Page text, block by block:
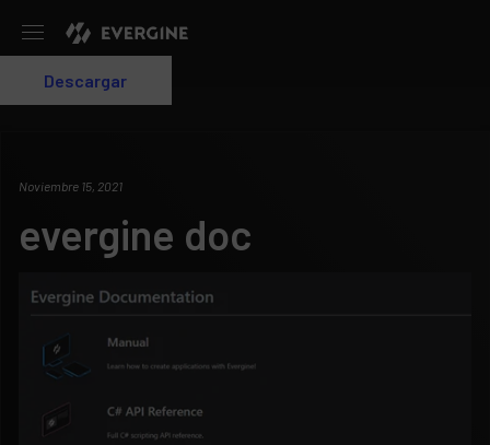
Login
Descargar
Noviembre 15, 2021
evergine doc